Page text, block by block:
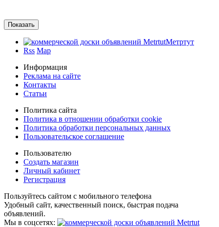
Метртут
Rss Map
Информация
Реклама на сайте
Контакты
Статьи
Политика сайта
Политика в отношении обработки cookie
Политика обработки персональных данных
Пользовательское соглашение
Пользователю
Создать магазин
Личный кабинет
Регистрация
Пользуйтесь сайтом с мобильного телефона
Удобный сайт, качественный поиск, быстрая подача
объявлений.
Мы в соцсетях: